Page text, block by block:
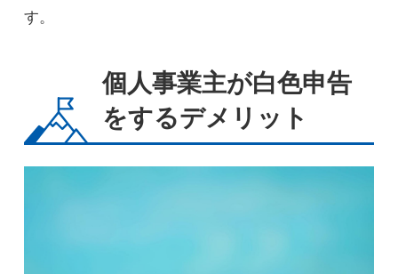
す。
個人事業主が白色申告
をするデメリット